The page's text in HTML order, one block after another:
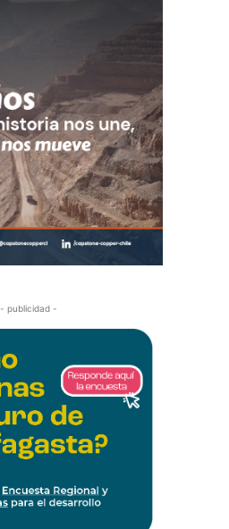
- publicidad -